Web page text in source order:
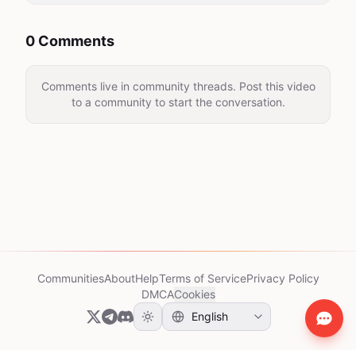
0 Comments
Comments live in community threads. Post this video
to a community to start the conversation.
CommunitiesAboutHelpTerms of ServicePrivacy Policy
DMCACookies